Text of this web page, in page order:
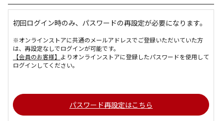
初回ログイン時のみ、パスワードの再設定が必要になります。
※オンラインストアに共通のメールアドレスでご登録いただいていた方
は、再設定なしでログインが可能です。
【会員のお客様】 よりオンラインストアに登録したパスワードを使用して
ログインしてください。
パスワード再設定はこちら